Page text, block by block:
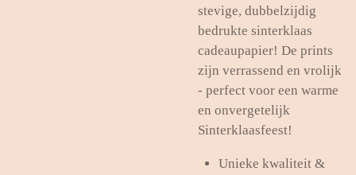
stevige, dubbelzijdig
bedrukte sinterklaas
cadeaupapier! De prints
zijn verrassend en vrolijk
- perfect voor een warme
en onvergetelijk
Sinterklaasfeest!
Unieke kwaliteit &